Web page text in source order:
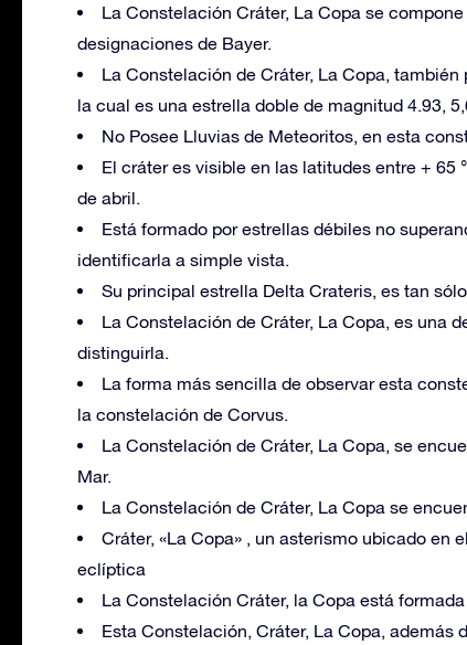
La Constelación Cráter, La Copa se
designaciones de Bayer.
La Constelación de Cráter, La Copa,
la cual es una estrella doble de magnitud 4.93,
No Posee Lluvias de Meteoritos, en esta
El cráter es visible en las latitudes entre + 65
de abril.
Está formado por estrellas débiles no
identificarla a simple vista.
Su principal estrella Delta Crateris, es tan
La Constelación de Cráter, La Copa, es una
distinguirla.
La forma más sencilla de observar esta
la constelación de Corvus.
La Constelación de Cráter, La Copa, se
Mar.
La Constelación de Cráter, La Copa se
Cráter, «La Copa» , un asterismo ubicado en
eclíptica
La Constelación Cráter, la Copa está
Esta Constelación, Cráter, La Copa,